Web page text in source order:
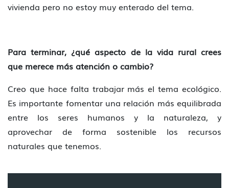
vivienda pero no estoy muy enterado del tema.
Para terminar, ¿qué aspecto de la vida rural crees
que merece más atención o cambio?
Creo que hace falta trabajar más el tema ecológico.
Es importante fomentar una relación más equilibrada
entre los seres humanos y la naturaleza, y
aprovechar de forma sostenible los recursos
naturales que tenemos.